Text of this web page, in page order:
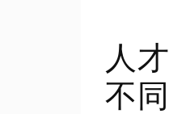
科
人
不